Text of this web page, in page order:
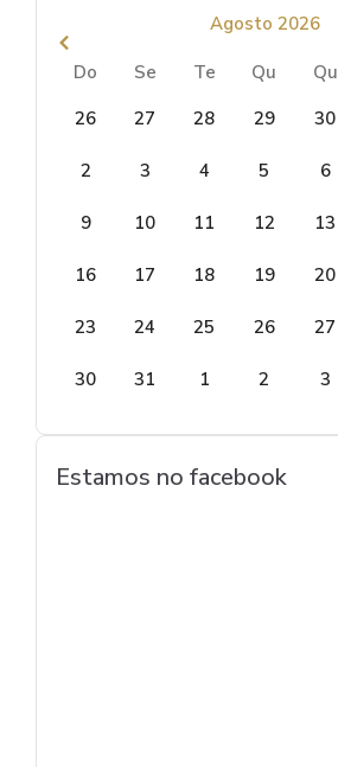
Agosto 2026
Do Se Te Qu Qu
26
27 28 29 30
2 3 4 5 6
9 10 11 12 13
16 17 18 19 20
23 24 25 26 27
30 31 1 2 3
Estamos no facebook